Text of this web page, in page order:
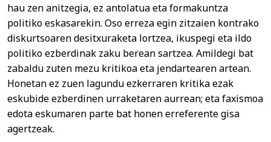
hau zen anitzegia, ez antolatua eta formakuntza
politiko eskasarekin. Oso erreza egin zitzaien kontrako
diskurtsoaren desitxuraketa lortzea, ikuspegi eta ildo
politiko ezberdinak zaku berean sartzea. Amildegi bat
zabaldu zuten mezu kritikoa eta jendartearen artean.
Honetan ez zuen lagundu ezkerraren kritika ezak
eskubide ezberdinen urraketaren aurrean; eta faxismoa
edota eskumaren parte bat honen erreferente gisa
agertzeak.